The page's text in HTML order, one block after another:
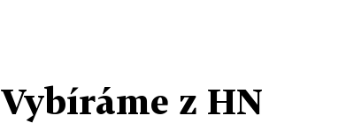
Vybíráme z HN